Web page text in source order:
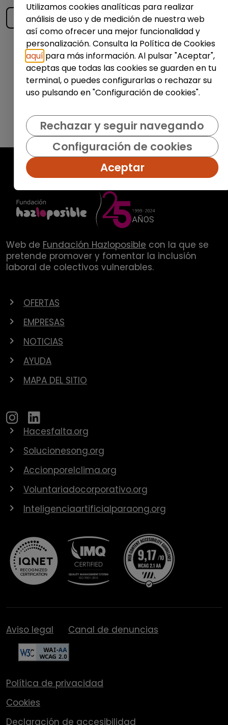
Enviar
Web de Fundación Hazloposible con la que se
pretende promover y fomentar la inclusión
laboral de colectivos vulnerables.
OFERTAS
EMPRESAS
NOTICIAS
AYUDA
MAPA DEL SITIO
Hacesfalta.org
Solucionesong.org
Accionporelclima.org
Voluntariadocorporativo.org
Inteligenciaartificialparaong.org
Aviso legal Canal de denuncias
Política de privacidad
Cookies
Declaración de accesibilidad
Utilizamos cookies analíticas para realizar
análisis de uso y de medición de nuestra web
así como ofrecer una mejor funcionalidad y
personalización. Consulta la Política de Cookies
aquí para más información. Al pulsar "Aceptar",
aceptas que todas las cookies se guarden en tu
terminal, o puedes configurarlas o rechazar su
uso pulsando en "Configuración de cookies".
Rechazar y seguir navegando
Configuración de cookies
Aceptar